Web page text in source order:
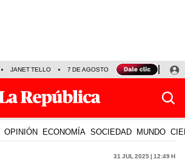
JANET TELLO 7 DE AGOSTO TINKA RESULTADOS
OPINIÓN ECONOMÍA SOCIEDAD MUNDO
31 Jul 2025 | 12:49 h